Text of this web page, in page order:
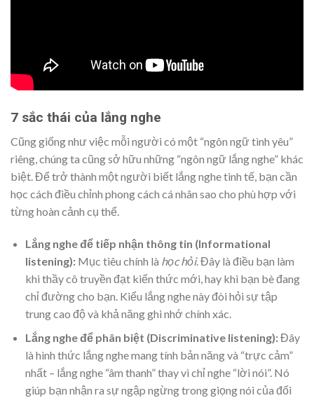
7 sắc thái của lắng nghe
Cũng giống như việc mỗi người có một “ngôn ngữ tình yêu”
riêng, chúng ta cũng sở hữu những “ngôn ngữ lắng nghe” khác
biệt. Để trở thành một người biết lắng nghe tinh tế, bạn cần
học cách điều chỉnh phong cách cá nhân sao cho phù hợp với
từng hoàn cảnh cụ thể.
Lắng nghe để tiếp nhận thông tin (Informational
listening):Mục tiêu chính là học hỏi. Đây là điều bạn làm
khi thầy cô truyền đạt kiến thức mới, hay khi bạn bè đang
chỉ đường cho bạn. Kiểu lắng nghe này đòi hỏi sự tập
trung cao độ và khả năng ghi nhớ chính xác.
Lắng nghe để phân biệt (Discriminative listening):Đây
là hình thức lắng nghe mang tính bản năng và “trực cảm”
nhất – lắng nghe “âm thanh” thay vì chỉ nghe “lời nói”. Nó
giúp bạn nhận ra sự ngập ngừng trong giọng nói của đối